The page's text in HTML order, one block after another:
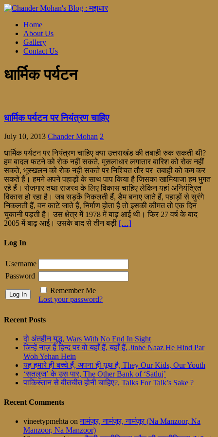
Home
About Us
Gallery
Contact Us
धार्मिक पर्यटन
धार्मिक पर्यटन पर नियंत्रण चाहिए
July 10, 2013 Chander Mohan 2
धार्मिक पर्यटन पर नियंत्रण चाहिए क्या उत्तराखंड की तबाही रुक सकती थी?
हम बादल फटने को रोक नहीं सकते, मूसलाधार लगातार बारिश को रोक नहीं
सकते, भूस्खलन को रोक नहीं सकते पर निश्चित तौर पर तबाही को कम कर
सकते हैं। हमने अपने पहाड़ों के साथ पाप किया है जिसका खामियाजा हम भुगत
रहे हैं। रोजगार तथा राजस्व के लिए विकास चाहिए लेकिन यहां अनियंत्रित
विकास हो रहा है। जब सड़कें निकलती हैं, डैम बनाए जाते हैं, पहाड़ों से सुरंगे
निकलती हैं, वन काटे जाते हैं, निर्माण होता है तो इसकी कीमत तो एक दिन
चुकानी पड़ती है। उस क्षेत्र में 1978 में बाढ़ आई थी। फिर 27 वर्ष के बाद
2005 में बाढ़ आई। उसके बाद से तीन बड़ी […]
Log In
Username
Password
Remember Me
Lost your password?
Recent Posts
दो अंतहीन युद्ध, Wars With No End In Sight
जिन्हें नाज़ है हिन्द पर वो यहाँ हैं, यहाँ हैं, Jinhe Naaz He Hind Par
Woh Yehan Hein
यह हमारे ही बच्चे हैं, अपना ही यूथ है, They Our Kids, Our Youth
‘सतलुज’ के उस पार, The Other Bank of ‘Satluj’
पाकिस्तान से बीतचीत होनी चाहिए?, Talks For Talk’s Sake ?
Recent Comments
vineetypmehta on नामंजूर, नामंजूर, नामंजूर (Na Manzoor, Na
Manzoor, Na Manzoor)